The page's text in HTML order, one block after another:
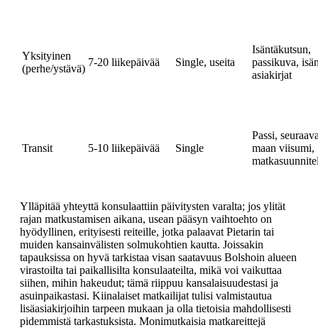
Yksityinen
(perhe/ystävä)
7-20 liikepäivää Single, useita
Isäntäkutsun,
passikuva,
asiakirjat
Transit 5-10 liikepäivää Single
Passi,
maan viisumi,
Ylläpitää yhteyttä konsulaattiin päivitysten varalta; jos ylität
rajan matkustamisen aikana, usean pääsyn vaihtoehto on
hyödyllinen, erityisesti reiteille, jotka palaavat Pietarin tai
muiden kansainvälisten solmukohtien kautta. Joissakin
tapauksissa on hyvä tarkistaa visan saatavuus Bolshoin alueen
virastoilta tai paikallisilta konsulaateilta, mikä voi vaikuttaa
siihen, mihin hakeudut; tämä riippuu kansalaisuudestasi ja
asuinpaikastasi. Kiinalaiset matkailijat tulisi valmistautua
lisäasiakirjoihin tarpeen mukaan ja olla tietoisia mahdollisesti
pidemmistä tarkastuksista. Monimutkaisia matkareittejä